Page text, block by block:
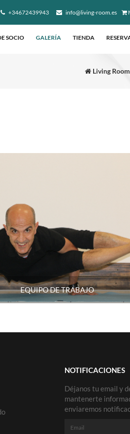
+34672439943 info@living-room.es
SOCIO GALERÍA TIENDA
Living
EQUIPO DE TRABAJO
NOTIFICACIONES
Déjanos tu email y
mantenerte
enviaremos
Email